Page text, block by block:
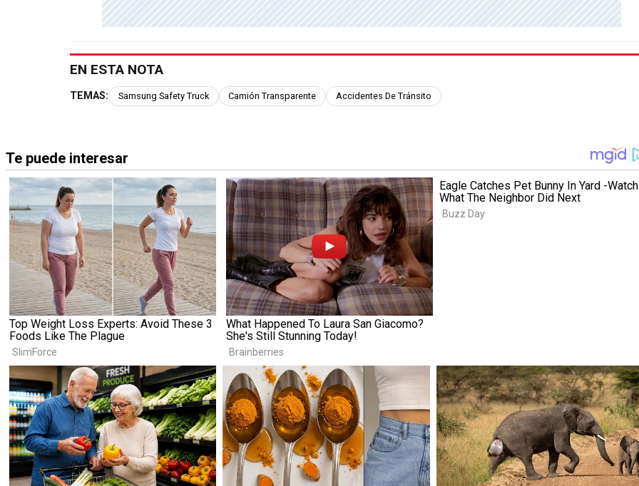
EN ESTA NOTA
TEMAS: Samsung Safety Truck Camión Transparente Accidentes De Tránsito